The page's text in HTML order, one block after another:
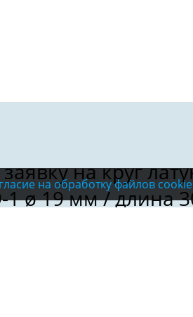
на обработку файлов cookie